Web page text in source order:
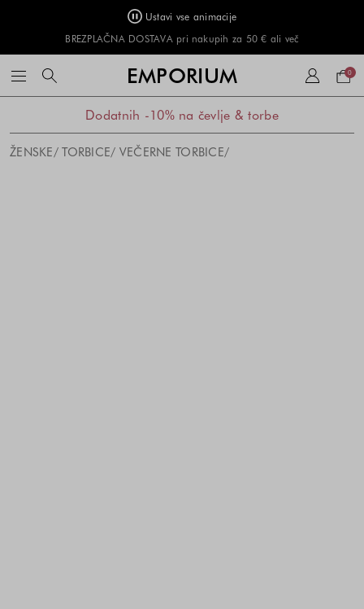
Ustavi vse animacije
BREZPLAČNA DOSTAVA pri nakupih za 50 € ali več
EMPORIUM 0
Dodatnih -10% na čevlje & torbe
ŽENSKE TORBICE VEČERNE TORBICE